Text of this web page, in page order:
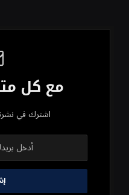
مع كل
اشترك في